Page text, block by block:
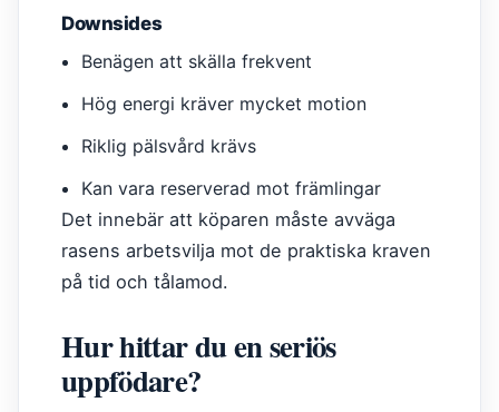
Downsides
Benägen att skälla frekvent
Hög energi kräver mycket motion
Riklig pälsvård krävs
Kan vara reserverad mot främlingar
Det innebär att köparen måste avväga
rasens arbetsvilja mot de praktiska kraven
på tid och tålamod.
Hur hittar du en seriös
uppfödare?